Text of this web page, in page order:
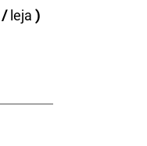
/leja )